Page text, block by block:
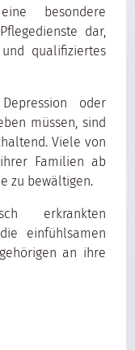
besondere
dar,
qualifiziertes
oder
müssen, sind
Viele von
Familien ab
zu bewältigen.
erkrankten
einfühlsamen
an ihre